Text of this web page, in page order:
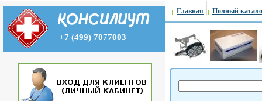
+7 (499) 7077003
Главная Полный